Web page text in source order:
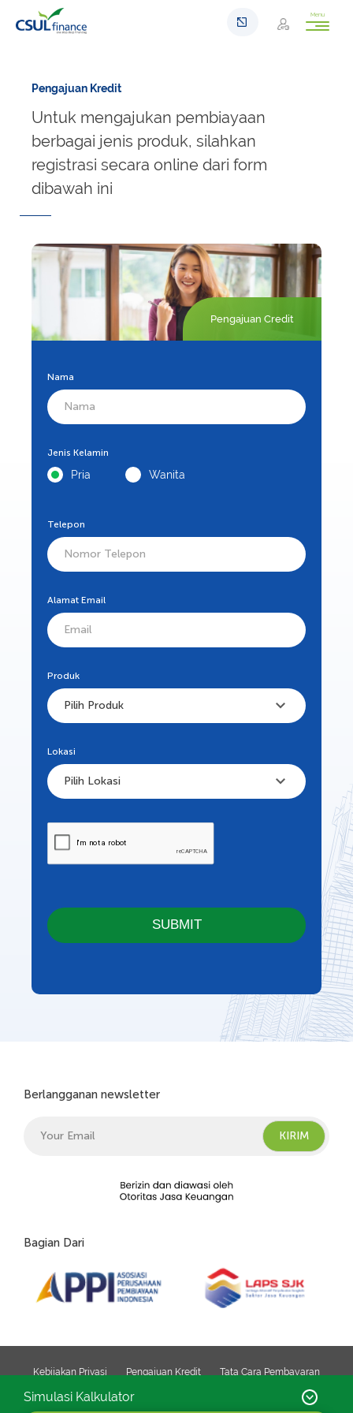
Menu
Pengajuan Kredit
Untuk mengajukan pembiayaan
berbagai jenis produk, silahkan
registrasi secara online dari form
dibawah ini
Pengajuan Credit
Nama
Jenis Kelamin
Pria Wanita
Telepon
Alamat Email
Produk
Lokasi
Simulasi Kalkulator
Berlangganan newsletter
Bagian Dari
Copyright © 2026. PT Chandra Sakti Utama Leasing. All Right
Kebijakan Privasi Pengajuan Kredit Tata Cara Pembayaran